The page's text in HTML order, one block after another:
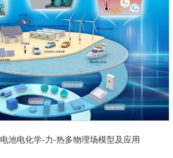
池电化学-力-热多物理场模型及应用